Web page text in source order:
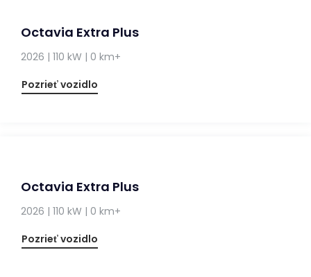
Octavia Extra Plus
2026 | 110 kW | 0 km+
Pozrieť vozidlo
Octavia Extra Plus
2026 | 110 kW | 0 km+
Pozrieť vozidlo